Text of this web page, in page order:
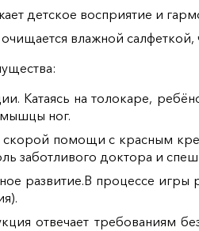
детское восприятие и
влажной
Катаясь на толокаре,
мышцы ног.
помощи с красным
заботливого доктора и
развитие.В процессе игры
отвечает требованиям